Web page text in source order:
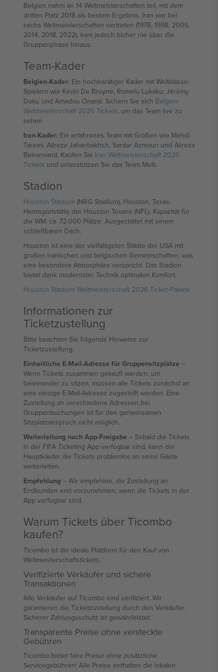
Belgien nahm an 14 Weltmeisterschaften teil, mit dem
dritten Platz 2018 als bestem Ergebnis. Iran war bei
sechs Weltmeisterschaften vertreten (1978, 1998, 2006,
2014, 2018, 2022), kam jedoch bisher nie über die
Gruppenphase hinaus.
Team-Kader
Belgien-Kader: Ein hochkarätiger Kader mit Weltklasse-
Spielern wie Kevin De Bruyne, Romelu Lukaku, Jérémy
Doku und Amadou Onana. Sichern Sie sich Belgien
Weltmeisterschaft 2026 Tickets, um das Team live zu
sehen.
Iran-Kader: Ein erfahrenes Team mit Größen wie Mehdi
Taremi, Alireza Jahanbakhsh, Sardar Azmoun und Alireza
Beiranvand. Kaufen Sie Iran Weltmeisterschaft 2026
Tickets und unterstützen Sie das Team Melli.
Stadion
Houston Stadium (NRG Stadium), Houston, Texas.
Heimspielstätte der Houston Texans (NFL). Kapazität für
die WM: ca. 72.000 Plätze. Ausgestattet mit einem
schließbaren Dach.
Houston ist eine der vielfältigsten Städte der USA mit
großen iranischen und belgischen Gemeinschaften, was
eine besondere Atmosphäre verspricht. Das Stadion
bietet dank modernster Technik optimalen Komfort.
Houston Stadium Weltmeisterschaft 2026 Ticket-Pakete
Informationen zur
Ticketzustellung
Bitte beachten Sie folgende Hinweise zur
Ticketzustellung:
Einheitliche E-Mail-Adresse für Gruppensitzplätze –
Wenn Tickets zusammen gekauft werden, um
beieinander zu sitzen, müssen alle Tickets zunächst an
eine einzige E-Mail-Adresse zugestellt werden. Eine
Zustellung an verschiedene Adressen bei
Gruppenbuchungen ist für den gemeinsamen
Sitzplatzanspruch nicht möglich.
Weiterleitung nach App-Freigabe – Sobald die Tickets
in der FIFA Ticketing App verfügbar sind, kann der
Hauptkäufer die Tickets problemlos an seine Gäste
weiterleiten.
Empfehlung – Wir empfehlen, die Zustellung an
Endkunden erst vorzunehmen, wenn die Tickets in der
App verfügbar sind.
Warum Tickets über Ticombo
kaufen?
Ticombo ist die ideale Plattform für den Kauf von
Weltmeisterschaftstickets.
Verifizierte Verkäufer und sichere
Transaktionen
Alle Verkäufer auf Ticombo sind verifiziert. Wir
garantieren die Ticketzustellung durch den Verkäufer.
Sicherer Zahlungsschutz ist gewährleistet.
Transparente Preise ohne versteckte
Gebühren
Ticombo bietet faire Preise ohne zusätzliche
Servicegebühren! Alle Preise enthalten die lokalen